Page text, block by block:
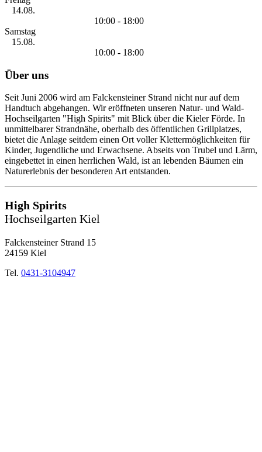
14.08.
10:00 - 18:00
Samstag
15.08.
10:00 - 18:00
Über uns
Seit Juni 2006 wird am Falckensteiner Strand nicht nur auf dem
Handtuch abgehangen. Wir eröffneten unseren Natur- und Wald-
Hochseilgarten "High Spirits" mit Blick über die Kieler Förde. In
unmittelbarer Strandnähe, oberhalb des öffentlichen Grillplatzes,
bietet die Anlage seitdem einen Ort voller Klettermöglichkeiten für
Kinder, Jugendliche und Erwachsene. Abseits von Trubel und Lärm,
eingebettet in einen herrlichen Wald, ist an lebenden Bäumen ein
Naturerlebnis der besonderen Art entstanden.
High Spirits
Hochseilgarten Kiel
Falckensteiner Strand 15
24159 Kiel
Tel. 0431-3104947